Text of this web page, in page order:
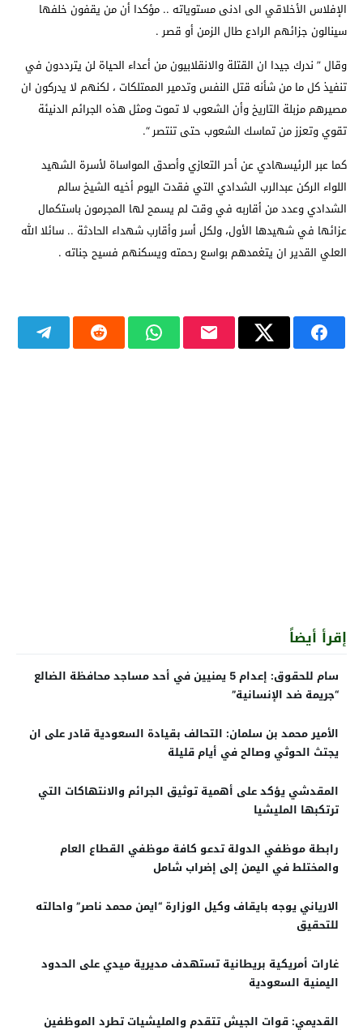
الإفلاس الأخلاقي الى ادنى مستوياته .. مؤكدا أن من يقفون خلفها
سينالون جزائهم الرادع طال الزمن أو قصر .
وقال ” ندرك جيدا ان القتلة والانقلابيون من أعداء الحياة لن يترددون في
تنفيذ كل ما من شأنه قتل النفس وتدمير الممتلكات ، لكنهم لا يدركون ان
مصيرهم مزبلة التاريخ وأن الشعوب لا تموت ومثل هذه الجرائم الدنيئة
تقوي وتعزز من تماسك الشعوب حتى تنتصر “.
كما عبر الرئيسهادي عن أحر التعازي وأصدق المواساة لأسرة الشهيد
اللواء الركن عبدالرب الشدادي التي فقدت اليوم أخيه الشيخ سالم
الشدادي وعدد من أقاربه في وقت لم يسمح لها المجرمون باستكمال
عزائها في شهيدها الأول، ولكل أسر وأقارب شهداء الحادثة .. سائلا الله
العلي القدير ان يتغمدهم بواسع رحمته ويسكنهم فسيح جناته .
إقرأ أيضاً
سام للحقوق: إعدام 5 يمنيين في أحد مساجد محافظة الضالع
“جريمة ضد الإنسانية”
الأمير محمد بن سلمان: التحالف بقيادة السعودية قادر على ان
يجتث الحوثي وصالح في أيام قليلة
المقدشي يؤكد على أهمية توثيق الجرائم والانتهاكات التي
ترتكبها المليشيا
رابطة موظفي الدولة تدعو كافة موظفي القطاع العام
والمختلط في اليمن إلى إضراب شامل
الارياني يوجه بايقاف وكيل الوزارة “ايمن محمد ناصر” واحالته
للتحقيق
غارات أمريكية بريطانية تستهدف مديرية ميدي على الحدود
اليمنية السعودية
القديمي: قوات الجيش تتقدم والمليشيات تطرد الموظفين